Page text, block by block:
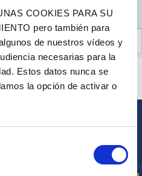
COOKIES PARA SU
pero también para
de nuestros vídeos y
necesarias para la
Estos datos nunca se
la opción de activar o
¿NECESITA AYUDA?
CON NOSOTROS
y noticias de productos